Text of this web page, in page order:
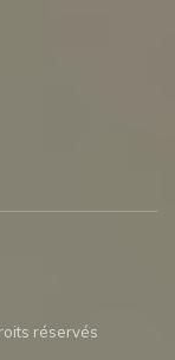
réservés